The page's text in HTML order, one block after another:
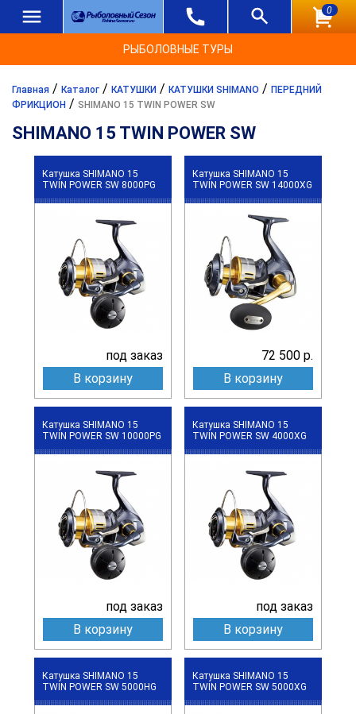
0
РЫБОЛОВНЫЕ ТУРЫ
Главная / Каталог / КАТУШКИ / КАТУШКИ SHIMANO / ПЕРЕДНИЙ
ФРИКЦИОН / SHIMANO 15 TWIN POWER SW
SHIMANO 15 TWIN POWER SW
Катушка SHIMANO 15
TWIN POWER SW 8000PG
под заказ
В корзину
Катушка SHIMANO 15
TWIN POWER SW 14000XG
72 500 р.
В корзину
Катушка SHIMANO 15
TWIN POWER SW 10000PG
под заказ
В корзину
Катушка SHIMANO 15
TWIN POWER SW 4000XG
под заказ
В корзину
Катушка SHIMANO 15
TWIN POWER SW 5000HG
Катушка SHIMANO 15
TWIN POWER SW 5000XG